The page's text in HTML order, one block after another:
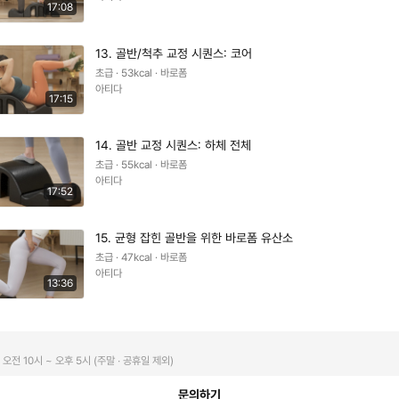
17:08
17:15
13. 골반/척추 교정 시퀀스: 코어
초급 · 53kcal · 바로폼
아티다
17:52
14. 골반 교정 시퀀스: 하체 전체
초급 · 55kcal · 바로폼
아티다
13:36
15. 균형 잡힌 골반을 위한 바로폼 유산소
초급 · 47kcal · 바로폼
아티다
오전 10시 ~ 오후 5시 (주말 ∙ 공휴일 제외)
문의하기